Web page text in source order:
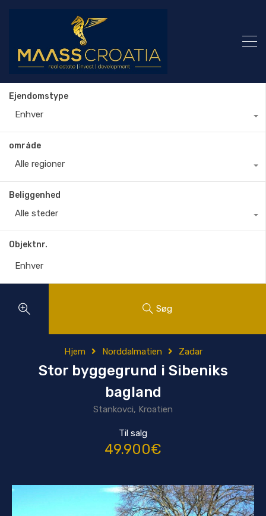
Ejendomstype
Enhver
område
Alle regioner
Beliggenhed
Alle steder
Objektnr.
Søg
Hjem Norddalmatien Zadar
Stor byggegrund i Sibeniks
bagland
Stankovci, Kroatien
Til salg
49.900€